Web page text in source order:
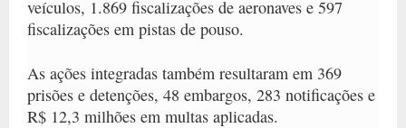
veículos, 1.869 fiscalizações de aeronaves e 597
fiscalizações em pistas de pouso.
As ações integradas também resultaram em 369
prisões e detenções, 48 embargos, 283 notificações e
R$ 12,3 milhões em multas aplicadas.